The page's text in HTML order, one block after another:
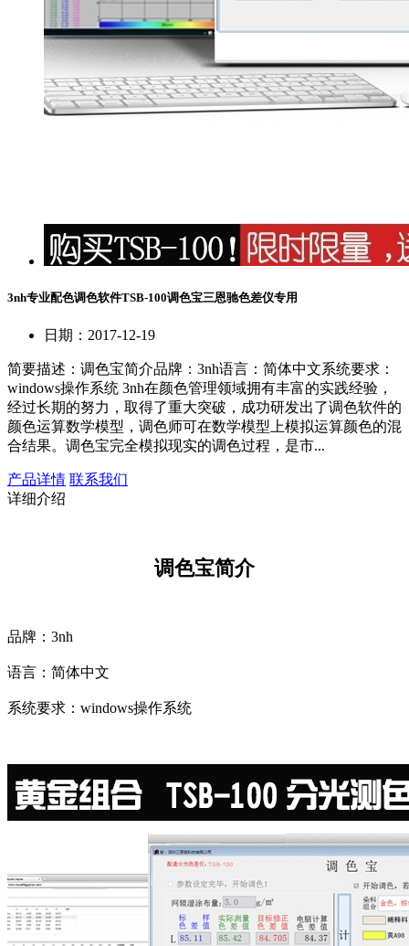
3nh专业配色调色软件TSB-100调色宝三恩驰色差仪专用
日期：2017-12-19
简要描述： 调色宝简介品牌：3nh语言：简体中文系统要求：
windows操作系统 3nh在颜色管理领域拥有丰富的实践经验，
经过长期的努力，取得了重大突破，成功研发出了调色软件的
颜色运算数学模型，调色师可在数学模型上模拟运算颜色的混
合结果。调色宝完全模拟现实的调色过程，是市...
产品详情 联系我们
详细介绍
调色宝简介
品牌：3nh
语言：简体中文
系统要求：windows操作系统